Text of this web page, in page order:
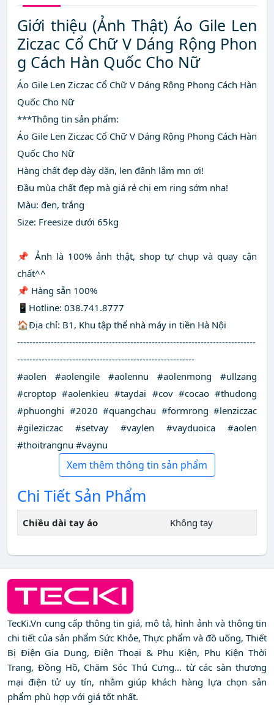
Giới thiệu (Ảnh Thật) Áo Gile Len
Ziczac Cổ Chữ V Dáng Rộng Phon
g Cách Hàn Quốc Cho Nữ
Áo Gile Len Ziczac Cổ Chữ V Dáng Rộng Phong Cách Hàn
Quốc Cho Nữ
***Thông tin sản phẩm:
Áo Gile Len Ziczac Cổ Chữ V Dáng Rộng Phong Cách Hàn
Quốc Cho Nữ
Hàng chất đẹp dày dặn, len đânh lắm mn ơi!
Đầu mùa chất đẹp mà giá rẻ chị em ring sớm nha!
Màu: đen, trắng
Size: Freesize dưới 65kg
📌 Ảnh là 100% ảnh thật, shop tự chụp và quay cận
chất^^
📌 Hàng sẵn 100%
📱Hotline: 038.741.8777
🏠Địa chỉ: B1, Khu tập thể nhà máy in tiền Hà Nội
------------------------------------------------------------------------------
----------------------------------------------------------
#aolen #aolengile #aolennu #aolenmong #ullzang
#croptop #aolenkieu #taydai #cov #cocao #thudong
#phuonghi #2020 #quangchau #formrong #lenziczac
#gileziczac #setvay #vaylen #vayduoica #aolen
#thoitrangnu #vaynu
Xem thêm thông tin sản phẩm
Chi Tiết Sản Phẩm
Chiều dài tay áo Không tay
TecKi.Vn cung cấp thông tin giá, mô tả, hình ảnh và thông tin
chi tiết của sản phẩm Sức Khỏe, Thực phẩm và đồ uống, Thiết
Bị Điện Gia Dụng, Điện Thoại & Phụ Kiện, Phụ Kiện Thời
Trang, Đồng Hồ, Chăm Sóc Thú Cưng... từ các sàn thương
mại điện tử uy tín, nhằm giúp khách hàng lựa chọn sản
phẩm phù hợp với giá tốt nhất.